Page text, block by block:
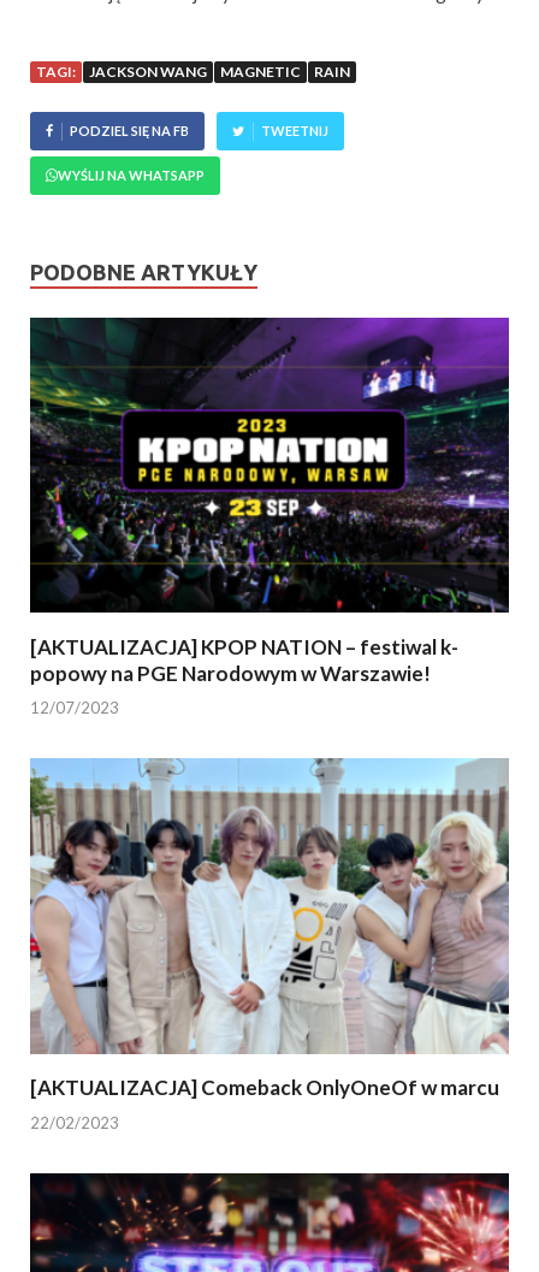
TAGI: JACKSON WANG MAGNETIC RAIN
PODZIEL SIĘ NA FB TWEETNIJ
WYŚLIJ NA WHATSAPP
PODOBNE ARTYKUŁY
[AKTUALIZACJA] KPOP NATION – festiwal k-
popowy na PGE Narodowym w Warszawie!
12/07/2023
[AKTUALIZACJA] Comeback OnlyOneOf w marcu
22/02/2023